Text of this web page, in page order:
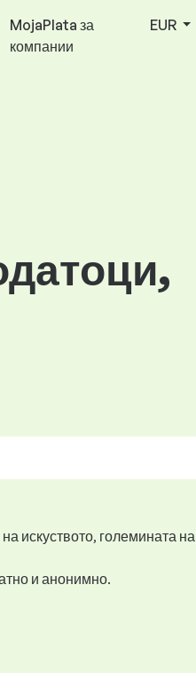
MojaPlata за
компании
EUR
искуството, големината на
и анонимно.